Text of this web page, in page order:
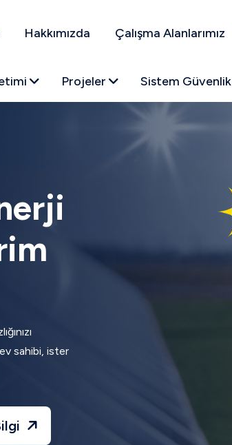
Hakkımızda Çalışma Alanlarımız
Projeler Sistem Güvenlik
sahibi, ister